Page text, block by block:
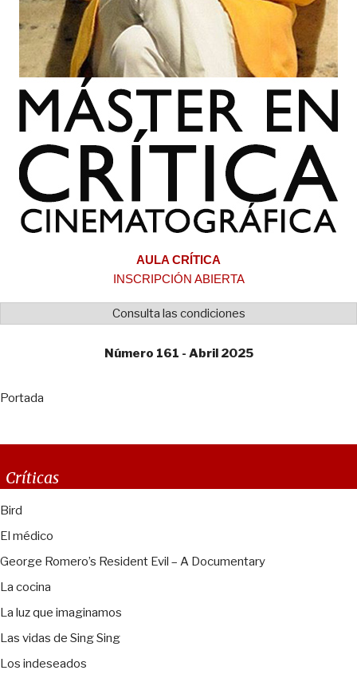
AULA CRÍTICA
INSCRIPCIÓN ABIERTA
Consulta las condiciones
Número 161 - Abril 2025
Portada
Críticas
Bird
El médico
George Romero’s Resident Evil – A Documentary
La cocina
La luz que imaginamos
Las vidas de Sing Sing
Los indeseados